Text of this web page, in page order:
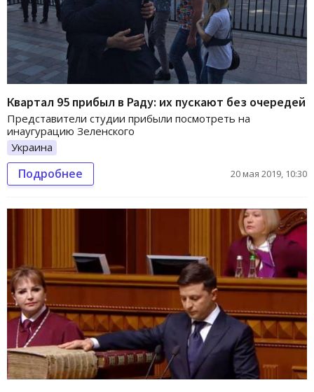
Квартал 95 прибыл в Раду: их пускают без очередей
Представители студии прибыли посмотреть на
инаугурацию Зеленского
Украина
Подробнее 20 мая 2019, 10:30